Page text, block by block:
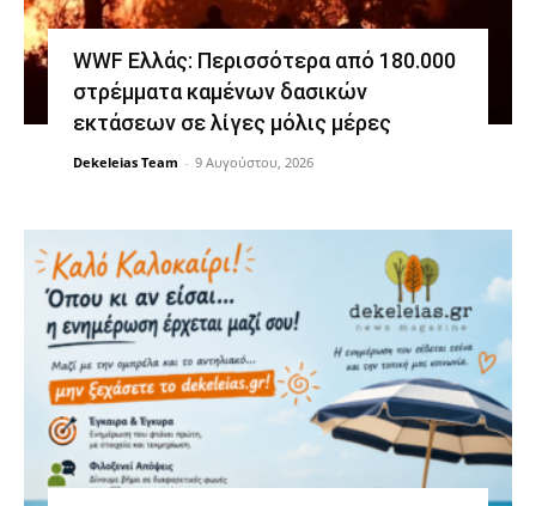
WWF Ελλάς: Περισσότερα από 180.000
στρέμματα καμένων δασικών
εκτάσεων σε λίγες μόλις μέρες
Dekeleias Team - 9 Αυγούστου, 2026